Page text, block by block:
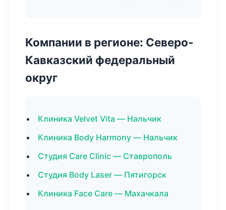
Компании в регионе: Северо-
Кавказский федеральный
округ
Клиника Velvet Vita — Нальчик
Клиника Body Harmony — Нальчик
Студия Care Clinic — Ставрополь
Студия Body Laser — Пятигорск
Клиника Face Care — Махачкала